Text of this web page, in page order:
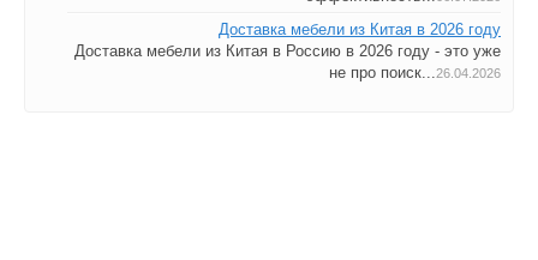
Доставка мебели из Китая в 2026 году
Доставка мебели из Китая в Россию в 2026 году - это уже
не про поиск...26.04.2026